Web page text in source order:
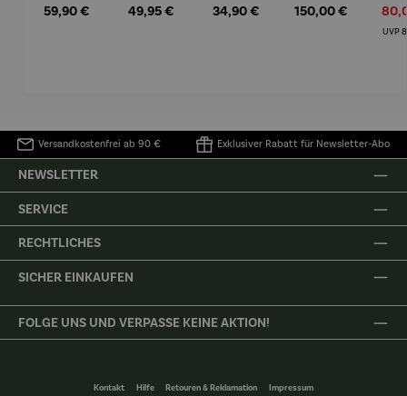
Edelstahl
Regulärer Preis:
59,90 €
n | Flower
Regulärer Preis:
49,95 €
n | Prinz
Regulärer Preis:
34,90 €
Limited
Regulärer Preis:
150,00 €
UVP
Versandkostenfrei ab 90 € Exklusiver Rabatt für Newsletter-Abo
NEWSLETTER
SERVICE
RECHTLICHES
SICHER EINKAUFEN
FOLGE UNS UND VERPASSE KEINE AKTION!
Kontakt Hilfe Retouren & Reklamation Impressum